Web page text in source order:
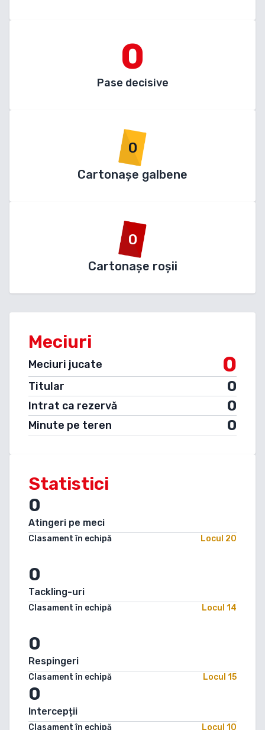
0
Pase decisive
0
Cartonașe galbene
0
Cartonașe roșii
Meciuri
Meciuri jucate 0
Titular 0
Intrat ca rezervă 0
Minute pe teren 0
Statistici
0
Atingeri pe meci
Clasament în echipă Locul 20
0
Tackling-uri
Clasament în echipă Locul 14
0
Respingeri
Clasament în echipă Locul 15
0
Intercepții
Clasament în echipă Locul 10